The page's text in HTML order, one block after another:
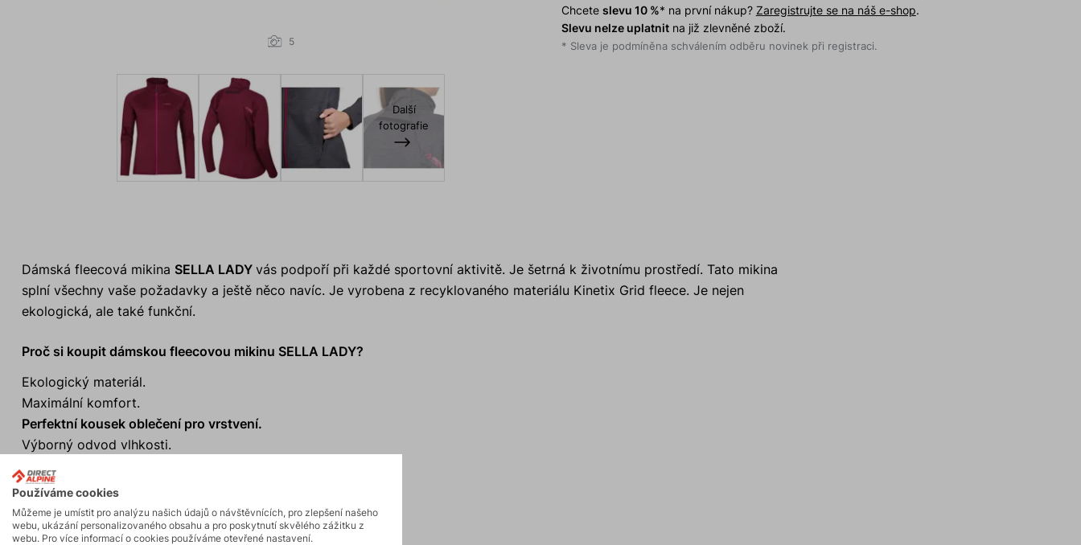
5
Další
fotografie
Chcete slevu 10 %* na první nákup? Zaregistrujte se na náš e-shop.
Slevu nelze uplatnitna již zlevněné zboží.
* Sleva je podmíněna schválením odběru novinek při registraci.
Dámská fleecová mikina SELLA LADY vás podpoří při každé sportovní aktivitě. Je šetrná k životnímu prostředí. Tato mikina
splní všechny vaše požadavky a ještě něco navíc. Je vyrobena z recyklovaného materiálu Kinetix Grid fleece. Je nejen
ekologická, ale také funkční.
Proč si koupit dámskou fleecovou mikinu SELLA LADY?
Ekologický materiál.
Maximální komfort.
Perfektní kousek oblečení pro vrstvení.
Výborný odvod vlhkosti.
Používáme cookies
Můžeme je umístit pro analýzu našich údajů o návštěvnících, pro zlepšení našeho
webu, ukázání personalizovaného obsahu a pro poskytnutí skvělého zážitku z
webu. Pro více informací o cookies používáme otevřené nastavení.